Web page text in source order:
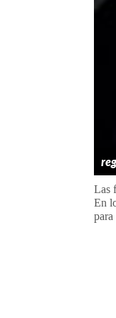
Las
En
para